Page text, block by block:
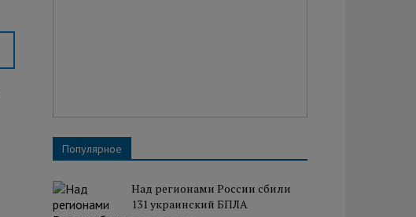
Популярное
Над регионами России сбили
131 украинский БПЛА